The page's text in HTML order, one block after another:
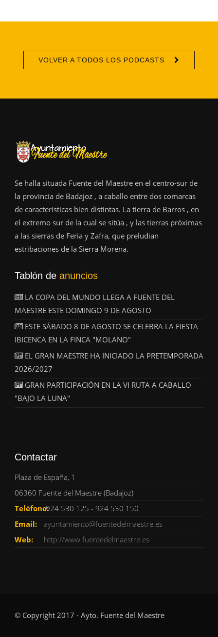
VOLVER A TODOS LOS PODCASTS
Se halla situada Fuente del Maestre en el centro-sur de
la provincia de Badajoz , a caballo entre dos comarcas
de características bien distintas. La tierra de Barros , en
el extremo sur de la cual se sitúa , y las tierras próximas
a las sierras de Feria y Zafra, que preludian
estribaciones de la Sierra Morena.
Tablón de anuncios
LA COPA DEL MUNDO LLEGA A FUENTE DEL
MAESTRE ESTE DOMINGO 9 DE AGOSTO
ESTE SÁBADO 8 DE AGOSTO SE CELEBRA LA FIESTA
IBICENCA EN LA FINCA "MOLANO"
EL GRAN MAESTRE HA INICIADO LA PRETEMPORADA
2026/2027
GRAN PARTICIPACIÓN EN LA VI RUTA A CABALLO
"BAJO LA LUNA"
Contactar
Plaza de España, 1
06360 Fuente del Maestre (Badajoz)
Teléfono:924 530 125 - 924 530 150
Email:
ayuntamiento@fuentedelmaestre.es
Web:
http://www.fuentedelmaestre.es
© Copyright 2017 - Ayto. Fuente del Maestre